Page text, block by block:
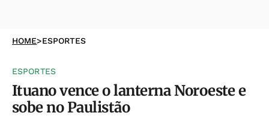
HOME>ESPORTES
ESPORTES
Ituano vence o lanterna Noroeste e
sobe no Paulistão